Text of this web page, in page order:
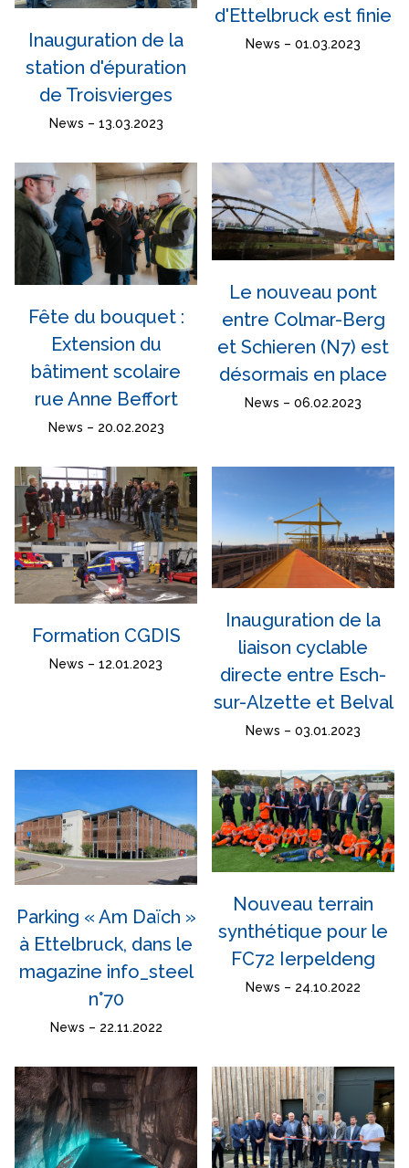
Inauguration de la
station d'épuration
de Troisvierges
News – 13.03.2023
d'Ettelbruck est finie
News – 01.03.2023
Fête du bouquet :
Extension du
bâtiment scolaire
rue Anne Beffort
News – 20.02.2023
Le nouveau pont
entre Colmar-Berg
et Schieren (N7) est
désormais en place
News – 06.02.2023
Formation CGDIS
News – 12.01.2023
Inauguration de la
liaison cyclable
directe entre Esch-
sur-Alzette et Belval
News – 03.01.2023
Parking « Am Daïch »
à Ettelbruck, dans le
magazine info_steel
n°70
News – 22.11.2022
Nouveau terrain
synthétique pour le
FC72 Ierpeldeng
News – 24.10.2022